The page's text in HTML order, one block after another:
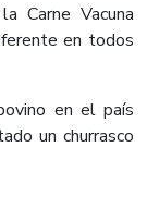
Carne Vacuna
en todos
en el país
un churrasco